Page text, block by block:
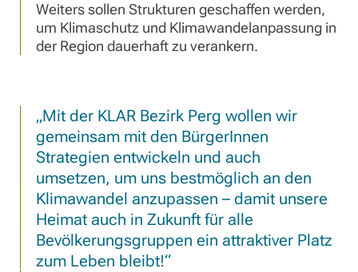
Weiters sollen Strukturen geschaffen werden,
um Klimaschutz und Klimawandelanpassung in
der Region dauerhaft zu verankern.
Mit der KLAR Bezirk Perg wollen wir
gemeinsam mit den BürgerInnen
Strategien entwickeln und auch
umsetzen, um uns bestmöglich an den
Klimawandel anzupassen – damit unsere
Heimat auch in Zukunft für alle
Bevölkerungsgruppen ein attraktiver Platz
zum Leben bleibt!